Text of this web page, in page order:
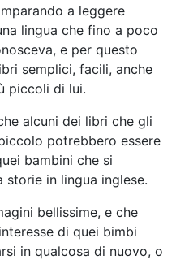
a leggere
lingua che fino a poco
e per questo
semplici, facili, anche
piccoli di lui.
alcuni dei libri che gli
potrebbero essere
bambini che si
in lingua inglese.
bellissime, e che
di quei bimbi
in qualcosa di nuovo, o